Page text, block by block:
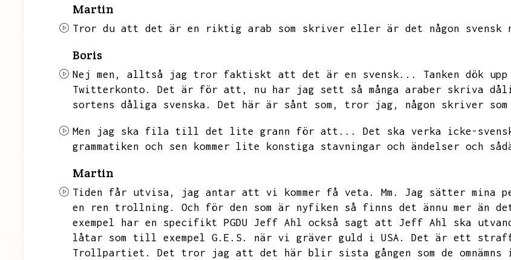
Martin
Tror du att det är en riktig arab som skriver eller är det någon
Boris
Nej men, alltså jag tror faktiskt att det är en svensk...
Tanken dök
Twitterkonto.
Det är för att, nu har jag sett så många araber skriva
sortens dåliga svenska.
Det här är sånt som, tror jag, någon skriver
Men jag ska fila till det lite grann för att... Det ska verka icke-
grammatiken och sen kommer lite konstiga stavningar och ändelser och
Martin
Tiden får utvisa, jag antar att vi kommer få veta. Mm.
Jag sätter mina
en ren trollning.
Och för den som är nyfiken så finns det ännu mer än
exempel har en specifikt PGDU Jeff Ahl också sagt att Jeff Ahl ska
låtar som till exempel G.E.S.
när vi gräver guld i USA. Det är ett
Trollpartiet.
Det tror jag att det här blir sista gången som de omnämns i